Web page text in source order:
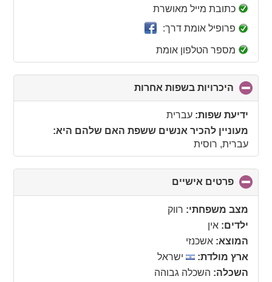
כתובת מייל מאושרת
פרופיל אומת דרך:
מספר הטלפון אומת
היכרויות בשפות אחרות
to
ידיעת שפות: עברית
מעוניין להכיר אנשים ששפת האם שלהם היא:
עברית, רוסית
פרטים אישיים
to
collapse
contents
מצב משפחתי: רווק
ילדים: אין
המוצא: אשכנזי
ארץ מולדת:
ישראל
השכלה: השכלה גבוהה